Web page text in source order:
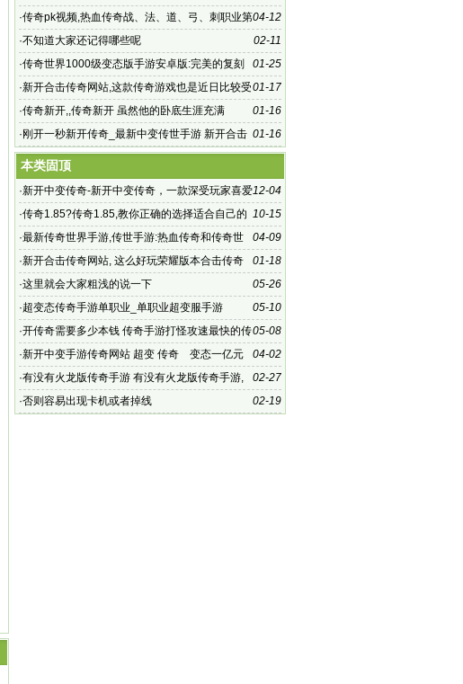
04-12
·传奇pk视频,热血传奇战、法、道、弓、刺职业第
一强者新鲜出炉?传奇
02-11
·不知道大家还记得哪些呢
01-25
·传奇世界1000级变态版手游安卓版:完美的复刻
了盛大
01-17
·新开合击传奇网站,这款传奇游戏也是近日比较受
欢迎的一款传奇手游,新
01-16
·传奇新开,,传奇新开 虽然他的卧底生涯充满
01-16
·刚开一秒新开传奇_最新中变传世手游 新开合击
传奇网站
本类固顶
12-04
·新开中变传奇-新开中变传奇，一款深受玩家喜爱
的传奇游戏
10-15
·传奇1.85?传奇1.85,教你正确的选择适合自己的
英雄 大家好
04-09
·最新传奇世界手游,传世手游:热血传奇和传奇世
界到!最新传奇世
01-18
·新开合击传奇网站, 这么好玩荣耀版本合击传奇
私服!新开合击传
05-26
·这里就会大家粗浅的说一下
05-10
·超变态传奇手游单职业_单职业超变服手游
05-08
·开传奇需要多少本钱 传奇手游打怪攻速最快的传
奇 6503超变传奇网页 超
04-02
·新开中变手游传奇网站 超变 传奇 变态一亿元
宝传奇单机版_299
02-27
·有没有火龙版传奇手游 有没有火龙版传奇手游,
经典地图苍月岛、
02-19
·否则容易出现卡机或者掉线